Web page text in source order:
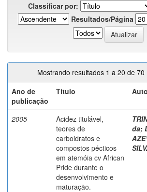
Classificar por:
Resultados/Página
Mostrando resultados 1 a 20 de 70
Ano de
publicação
Título
2005
Acidez titulável,
teores de
carboidratos e
compostos pécticos
em atemóia cv African
Pride durante o
desenvolvimento e
maturação.
da;